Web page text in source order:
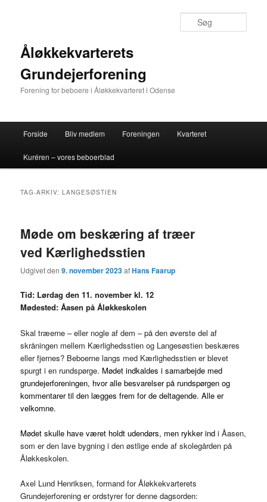
indhold
indholdÅløkkekvarterets
Grundejerforening
Forening for beboere i Åløkkekvarteret i Odense
Forside Bliv medlem Foreningen Kvarteret
Kuréren – vores beboerblad
TAG-ARKIV:LANGESØSTIEN
Møde om beskæring af træer
ved Kærlighedsstien
Udgivet den9. november 2023afHans Faarup
Tid: Lørdag den 11. november kl. 12
Mødested: Åasen på Åløkkeskolen
Skal træerne – eller nogle af dem – på den øverste del af
skråningen mellem Kærlighedsstien og Langesøstien beskæres
eller fjernes? Beboerne langs med Kærlighedsstien er blevet
spurgt i en rundspørge. Mødet indkaldes i samarbejde med
grundejerforeningen, hvor alle besvarelser på rundspørgen og
kommentarer til den lægges frem for de deltagende. Alle er
velkomne.
Mødet skulle have været holdt udendørs, men rykker indi Åasen,
som er den lave bygning i den østlige ende af skolegården på
Åløkkeskolen.
Axel Lund Henriksen, formand for Åløkkekvarterets
Grundejerforening er ordstyrer for denne dagsorden: